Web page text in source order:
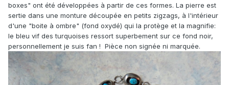
boxes" ont été développées à partir de ces formes. La pierre est
sertie dans une monture découpée en petits zigzags, à l'intérieur
d'une "boite à ombre" (fond oxydé) qui la protège et la magnifie:
le bleu vif des turquoises ressort superbement sur ce fond noir,
personnellement je suis fan ! Pièce non signée ni marquée.